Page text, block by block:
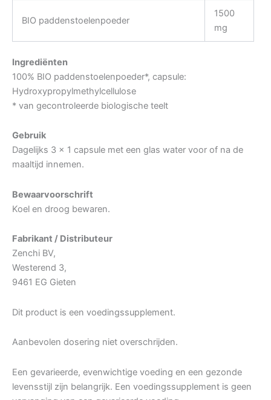
BIO paddenstoelenpoeder
1500
mg
Ingrediënten
100% BIO paddenstoelenpoeder*, capsule:
Hydroxypropylmethylcellulose
* van gecontroleerde biologische teelt
Gebruik
Dagelijks 3 x 1 capsule met een glas water voor of na de
maaltijd innemen.
Bewaarvoorschrift
Koel en droog bewaren.
Fabrikant / Distributeur
Zenchi BV,
Westerend 3,
9461 EG Gieten
Dit product is een voedingssupplement.
Aanbevolen dosering niet overschrijden.
Een gevarieerde, evenwichtige voeding en een gezonde
levensstijl zijn belangrijk. Een voedingssupplement is geen